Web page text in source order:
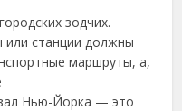
зодчих.
или станции должны
маршруты, а,
Нью-Йорка — это